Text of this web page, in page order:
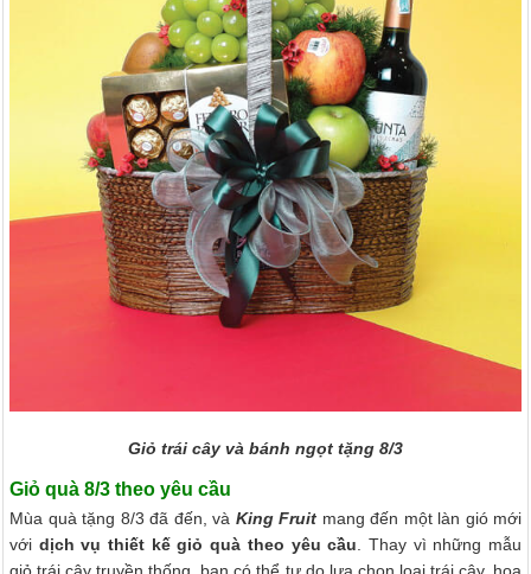
Giỏ trái cây và bánh ngọt tặng 8/3
Giỏ quà 8/3 theo yêu cầu
Mùa quà tặng 8/3 đã đến, và King Fruit mang đến một làn gió mới
với dịch vụ thiết kế giỏ quà theo yêu cầu . Thay vì những mẫu
giỏ trái cây truyền thống, bạn có thể tự do lựa chọn loại trái cây, hoa